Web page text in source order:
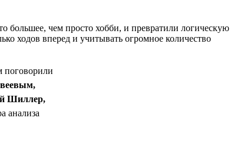
большее, чем просто хобби, и превратили логическую
ходов вперед и учитывать огромное количество
поговорили
Шиллер,
анализа